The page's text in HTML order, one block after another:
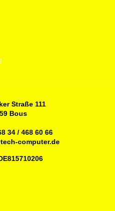
Straße 111
Bous
34 / 468 60 66
computer.de